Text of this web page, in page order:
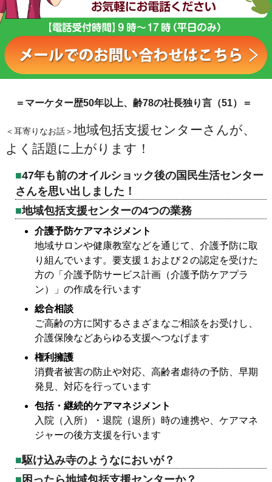
＝マーケター歴50年以上、齢78の社長独り言（51）＝
＜耳寄りなお話＞ 地域包括支援センターさんが、
よく話題に上がります！
47年も前のオイルショック後の国民生活センター
さんを思い出しました！
地域包括支援センターの4つの業務
介護予防ケアマネジメント
地域サロンや健康教室などを通じて、介護予防に取
り組んでいます。要支援１および２の認定を受けた
方の「介護予防サービス計画（介護予防ケアプラ
ン）」の作成を行います
総合相談
ご高齢の方に関するさまざまなご相談をお受けし、
介護保険などあらゆる支援へつなげます
権利擁護
消費者被害の防止や対応、高齢者虐待の予防、早期
発見、対応を行っています
包括・継続的ケアマネジメント
入院（入所）・退院（退所）時の連携や、ケアマネ
ジャーの後方支援を行います
駆け込み寺のようなにおいが？
困ったら地域包括支援センターか？